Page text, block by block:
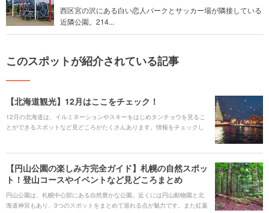
西区宮の沢にある白い恋人パークとサッカー場が隣接している
近隣公園。214...
このスポットが紹介されている記事
【北海道観光】12月はここをチェック！
12月の北海道は、イルミネーションやスキーをはじめタンチョウを見るこ
とができるスポットなど見どころがたくさんあります。情報をチェックし
【円山公園の楽しみ方完全ガイド】札幌の自然スポッ
ト！登山コースやイベントなど見どころまとめ
円山公園は、札幌中心部にある自然豊かな公園。近くには円山動物園と北
海道神宮もあり、3つのスポットをまとめて巡れる点が魅力です。また紅葉